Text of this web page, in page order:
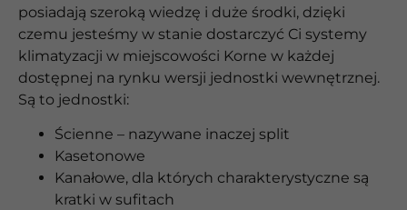
posiadają szeroką wiedzę i duże środki, dzięki
czemu jesteśmy w stanie dostarczyć Ci systemy
klimatyzacji w miejscowości Korne w każdej
dostępnej na rynku wersji jednostki wewnętrznej.
Są to jednostki:
Ścienne – nazywane inaczej split
Kasetonowe
Kanałowe, dla których charakterystyczne są
kratki w sufitach